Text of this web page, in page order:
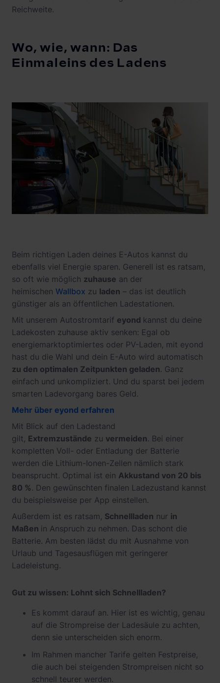
Reichweite.
Wo, wie, wann: Das
Einmaleins des Ladens
Beim richtigen Laden deines E-Autos kannst du
ebenfalls viel Energie sparen. Generell ist es ratsam,
so oft wie möglich zuhause an der
heimischen Wallbox zu laden – das ist deutlich
günstiger als an öffentlichen Ladestationen.
Mit unserem Autostromtarif eyond kannst du deine
Ladekosten zuhause aktiv senken: Egal ob
energiemarktoptimiertes oder PV-Laden, mit eyond
hast du die Wahl und dein E-Auto wird automatisch
zu den optimalen Zeitpunkten geladen. Ganz
einfach und unkompliziert. Und du sparst bei jedem
smarten Ladevorgang bares Geld.
Mehr über eyond erfahren
Mit Blick auf den Ladestand
gilt, Extremzustände zu vermeiden. Bei einer
kompletten Voll- oder Entladung der Batterie
werden die Lithium-Ionen-Zellen nämlich stark
beansprucht. Optimal ist ein Akkustand von 20 bis
80 % . Den gewünschten finalen Ladezustand kannst
du beispielsweise per App einstellen.
Außerdem ist es ratsam, Schnellladen nur in
Maßen in Anspruch zu nehmen. Das schont die
Batterie. Am besten lädst du mit Ausnahme von
Urlaub und Tagesausflügen mit geringerer
Ladeleistung.
Gut zu wissen: Lohnt sich Schnellladen?
Es kommt darauf an. Hier ist es wichtig, genau
auf die Strompreise der Ladesäule zu achten,
denn sie unterscheiden sich enorm.
Im Rahmen mancher Tarife gelten Festpreise,
die auch bei steigenden Strompreisen nicht so
schnell teurer werden.